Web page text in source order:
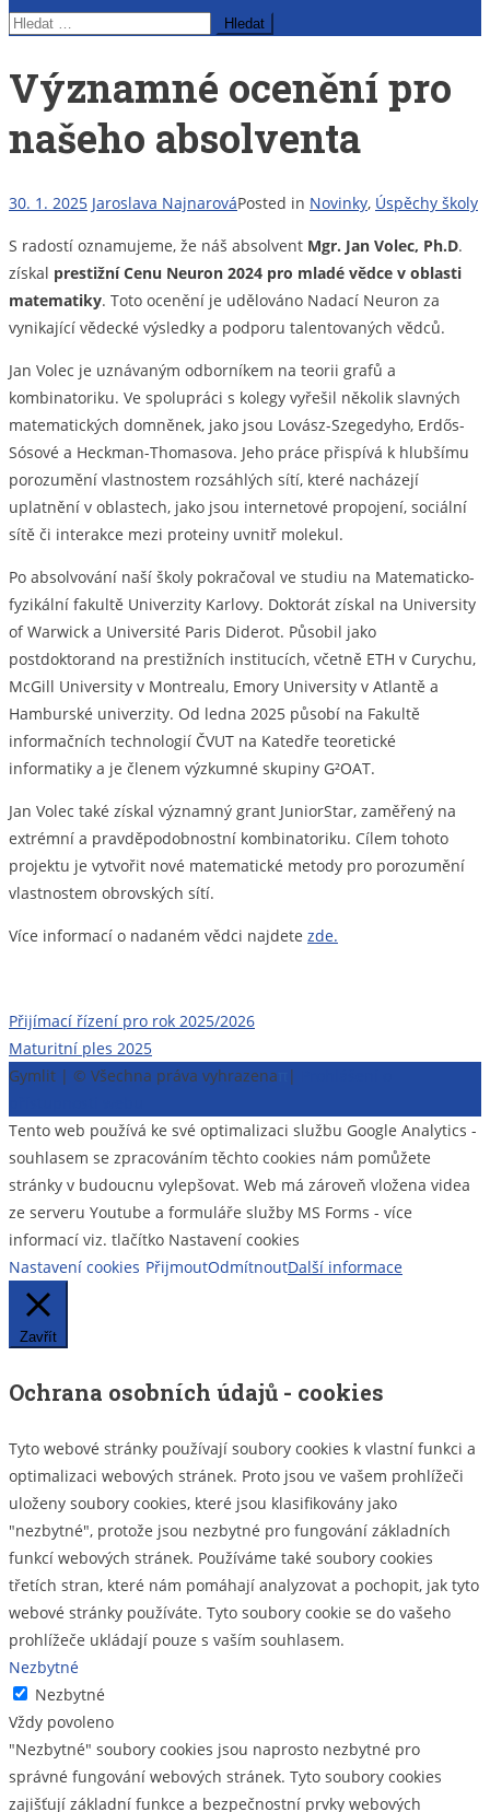
Vyhledávání
Významné ocenění pro
našeho absolventa
30. 1. 2025 Jaroslava NajnarováPosted in Novinky, Úspěchy školy
S radostí oznamujeme, že náš absolvent Mgr. Jan Volec, Ph.D.
získal prestižní Cenu Neuron 2024 pro mladé vědce v oblasti
matematiky. Toto ocenění je udělováno Nadací Neuron za
vynikající vědecké výsledky a podporu talentovaných vědců.
Jan Volec je uznávaným odborníkem na teorii grafů a
kombinatoriku. Ve spolupráci s kolegy vyřešil několik slavných
matematických domněnek, jako jsou Lovász-Szegedyho, Erdős-
Sósové a Heckman-Thomasova. Jeho práce přispívá k hlubšímu
porozumění vlastnostem rozsáhlých sítí, které nacházejí
uplatnění v oblastech, jako jsou internetové propojení, sociální
sítě či interakce mezi proteiny uvnitř molekul.
Po absolvování naší školy pokračoval ve studiu na Matematicko-
fyzikální fakultě Univerzity Karlovy. Doktorát získal na University
of Warwick a Université Paris Diderot. Působil jako
postdoktorand na prestižních institucích, včetně ETH v Curychu,
McGill University v Montrealu, Emory University v Atlantě a
Hamburské univerzity. Od ledna 2025 působí na Fakultě
informačních technologií ČVUT na Katedře teoretické
informatiky a je členem výzkumné skupiny G²OAT.
Jan Volec také získal významný grant JuniorStar, zaměřený na
extrémní a pravděpodobnostní kombinatoriku. Cílem tohoto
projektu je vytvořit nové matematické metody pro porozumění
vlastnostem obrovských sítí.
Více informací o nadaném vědci najdete zde.
Navigace
pro
příspěvek
Přijímací řízení pro rok 2025/2026
Maturitní ples 2025
Gymlit | © Všechna práva vyhrazena
|
Tento web používá ke své optimalizaci službu Google Analytics -
souhlasem se zpracováním těchto cookies nám pomůžete
stránky v budoucnu vylepšovat. Web má zároveň vložena videa
ze serveru Youtube a formuláře služby MS Forms - více
informací viz. tlačítko Nastavení cookies
Nastavení cookies PřijmoutOdmítnoutDalší informace
Zavřít
Ochrana osobních údajů - cookies
Tyto webové stránky používají soubory cookies k vlastní funkci a
optimalizaci webových stránek. Proto jsou ve vašem prohlížeči
uloženy soubory cookies, které jsou klasifikovány jako
"nezbytné", protože jsou nezbytné pro fungování základních
funkcí webových stránek. Používáme také soubory cookies
třetích stran, které nám pomáhají analyzovat a pochopit, jak tyto
webové stránky používáte. Tyto soubory cookie se do vašeho
prohlížeče ukládají pouze s vaším souhlasem.
Nezbytné
Nezbytné
Vždy povoleno
"Nezbytné" soubory cookies jsou naprosto nezbytné pro
správné fungování webových stránek. Tyto soubory cookies
zajišťují základní funkce a bezpečnostní prvky webových